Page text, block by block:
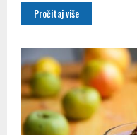
Pročitaj više